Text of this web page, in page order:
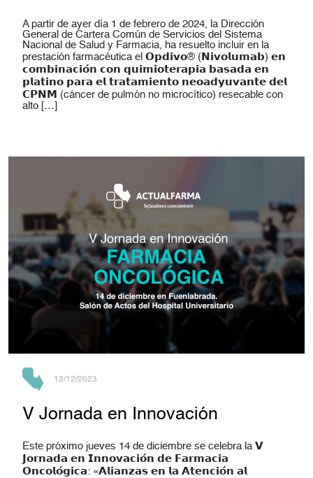
A partir de ayer día 1 de febrero de 2024, la Dirección
General de Cartera Común de Servicios del Sistema
Nacional de Salud y Farmacia, ha resuelto incluir en la
prestación farmacéutica el 𝗢𝗽𝗱𝗶𝘃𝗼® (𝗡𝗶𝘃𝗼𝗹𝘂𝗺𝗮𝗯) 𝗲𝗻
𝗰𝗼𝗺𝗯𝗶𝗻𝗮𝗰𝗶𝗼́𝗻 𝗰𝗼𝗻 𝗾𝘂𝗶𝗺𝗶𝗼𝘁𝗲𝗿𝗮𝗽𝗶𝗮 𝗯𝗮𝘀𝗮𝗱𝗮 𝗲𝗻
𝗽𝗹𝗮𝘁𝗶𝗻𝗼 𝗽𝗮𝗿𝗮 𝗲𝗹 𝘁𝗿𝗮𝘁𝗮𝗺𝗶𝗲𝗻𝘁𝗼 𝗻𝗲𝗼𝗮𝗱𝘆𝘂𝘃𝗮𝗻𝘁𝗲 𝗱𝗲𝗹
𝗖𝗣𝗡𝗠 (cáncer de pulmón no microcítico) resecable con
alto […]
12/12/2023
V Jornada en Innovación
Este próximo jueves 14 de diciembre se celebra la 𝗩
𝗝𝗼𝗿𝗻𝗮𝗱𝗮 𝗲𝗻 𝗜𝗻𝗻𝗼𝘃𝗮𝗰𝗶𝗼́𝗻 𝗱𝗲 𝗙𝗮𝗿𝗺𝗮𝗰𝗶𝗮
𝗢𝗻𝗰𝗼𝗹𝗼́𝗴𝗶𝗰𝗮: «𝗔𝗹𝗶𝗮𝗻𝘇𝗮𝘀 𝗲𝗻 𝗹𝗮 𝗔𝘁𝗲𝗻𝗰𝗶𝗼́𝗻 𝗮𝗹